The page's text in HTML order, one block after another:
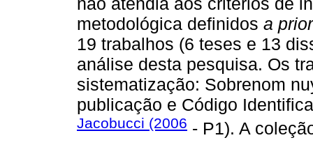
metodológica definidos a
19 trabalhos (6 teses e 13
análise desta pesquisa. Os
sistematização: Sobrenom
publicação e Código
Jacobucci (2006 - P1). A